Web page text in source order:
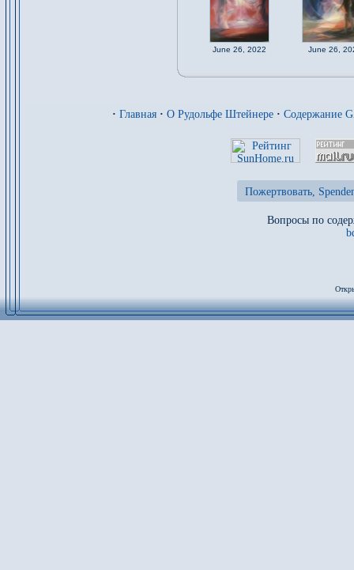
June 26, 2022 June 26,
· Главная · О Рудольфе Штейнере · Содержание
Пожертвовать,
Вопросы по